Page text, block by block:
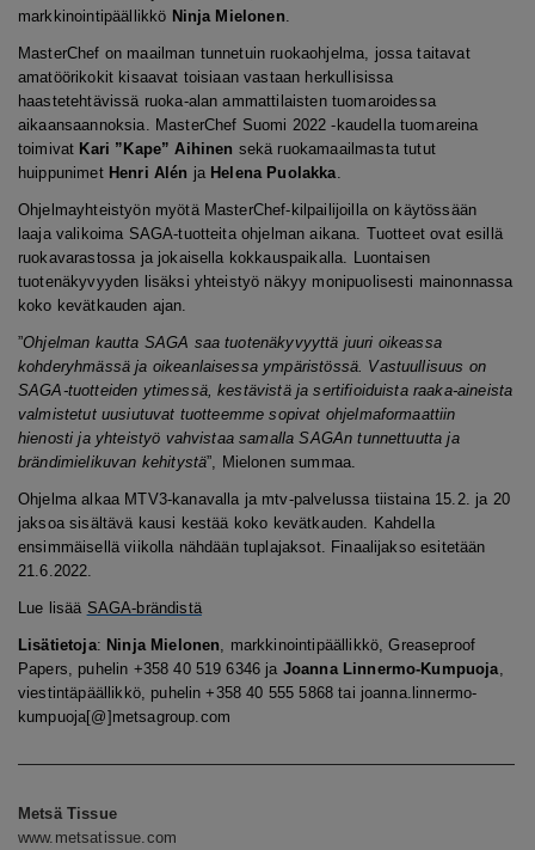
markkinointipäällikkö Ninja Mielonen
MasterChef on maailman tunnetuin ruokaohjelma, jossa taitavat
amatöörikokit kisaavat toisiaan vastaan herkullisissa
haastetehtävissä ruoka-alan ammattilaisten tuomaroidessa
aikaansaannoksia. MasterChef Suomi 2022 -kaudella tuomareina
toimivat Kari ”Kape” Aihinen sekä ruokamaailmasta tutut
huippunimet Henri Alén ja Helena Puolakka
Ohjelmayhteistyön myötä MasterChef-kilpailijoilla on käytössään
laaja valikoima SAGA-tuotteita ohjelman aikana. Tuotteet ovat esillä
ruokavarastossa ja jokaisella kokkauspaikalla. Luontaisen
tuotenäkyvyyden lisäksi yhteistyö näkyy monipuolisesti mainonnassa
koko kevätkauden ajan.
”Ohjelman kautta SAGA saa tuotenäkyvyyttä juuri oikeassa
kohderyhmässä ja oikeanlaisessa ympäristössä. Vastuullisuus on
SAGA-tuotteiden ytimessä,kestävistä ja sertifioiduista raaka-aineista
valmistetut uusiutuvat tuotteemme sopivat ohjelmaformaattiin
hienosti ja yhteistyö vahvistaa samalla SAGAn tunnettuutta ja
brändimielikuvan kehitystä”, Mielonen summaa.
Ohjelma alkaa MTV3-kanavalla ja mtv-palvelussa tiistaina 15.2. ja 20
jaksoa sisältävä kausi kestää koko kevätkauden. Kahdella
ensimmäisellä viikolla nähdään tuplajaksot. Finaalijakso esitetään
21.6.2022.
Lue lisää SAGA-brändistä
Lisätietoja: Ninja Mielonen , markkinointipäällikkö, Greaseproof
Papers, puhelin +358 40 519 6346 ja Joanna Linnermo-Kumpuoja
viestintäpäällikkö, puhelin +358 40 555 5868 tai joanna.linnermo-
kumpuoja[@]metsagroup.com
Metsä Tissue
www.metsatissue.com